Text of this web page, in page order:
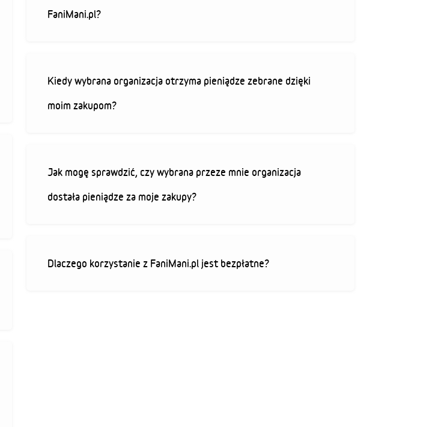
FaniMani.pl?
Kiedy wybrana organizacja otrzyma pieniądze zebrane dzięki
moim zakupom?
Jak mogę sprawdzić, czy wybrana przeze mnie organizacja
dostała pieniądze za moje zakupy?
Dlaczego korzystanie z FaniMani.pl jest bezpłatne?